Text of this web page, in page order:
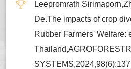
Leepromrath
De.The impacts of crop
Rubber Farmers' Welfare: